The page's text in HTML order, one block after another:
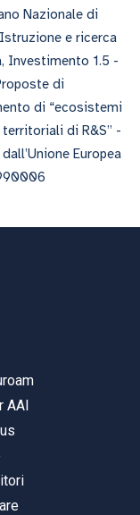
Nazionale di
e ricerca
Investimento 1.5 -
di
di “ecosistemi
di R&S” -
Europea
AAI